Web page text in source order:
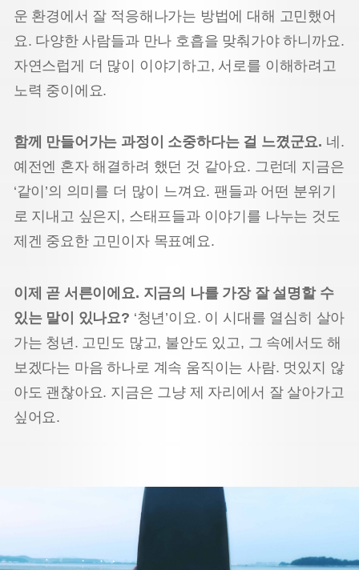
운 환경에서 잘 적응해나가는 방법에 대해 고민했어
요. 다양한 사람들과 만나 호흡을 맞춰가야 하니까요.
자연스럽게 더 많이 이야기하고, 서로를 이해하려고
노력 중이에요.
함께 만들어가는 과정이 소중하다는 걸 느꼈군요. 네.
예전엔 혼자 해결하려 했던 것 같아요. 그런데 지금은
‘같이’의 의미를 더 많이 느껴요. 팬들과 어떤 분위기
로 지내고 싶은지, 스태프들과 이야기를 나누는 것도
제겐 중요한 고민이자 목표예요.
이제 곧 서른이에요. 지금의 나를 가장 잘 설명할 수
있는 말이 있나요? ‘청년’이요. 이 시대를 열심히 살아
가는 청년. 고민도 많고, 불안도 있고, 그 속에서도 해
보겠다는 마음 하나로 계속 움직이는 사람. 멋있지 않
아도 괜찮아요. 지금은 그냥 제 자리에서 잘 살아가고
싶어요.